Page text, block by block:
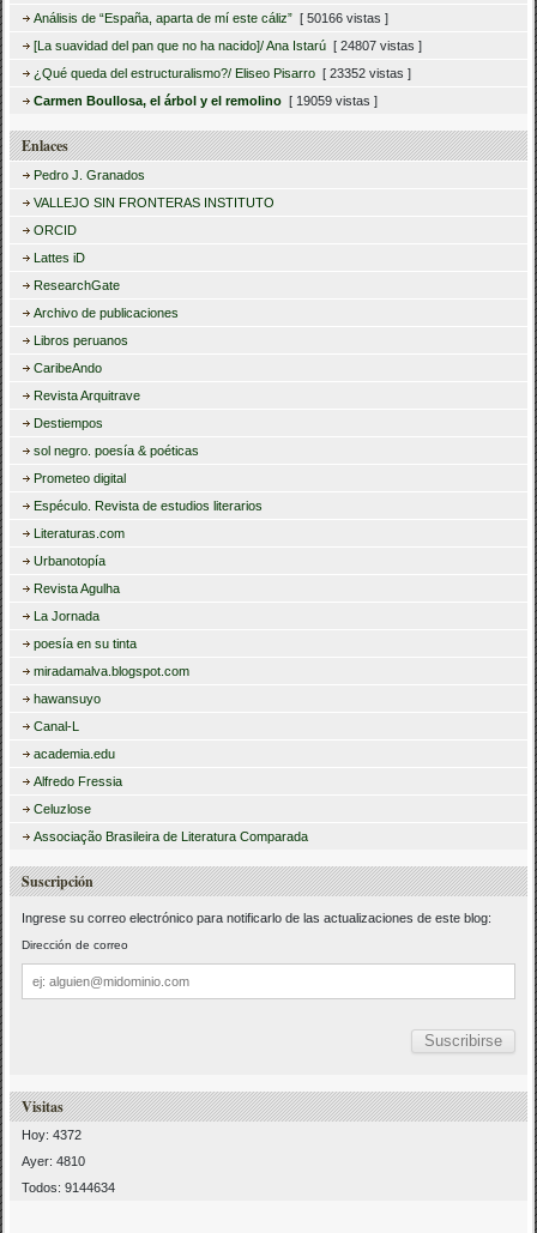
Análisis de “España, aparta de mí este cáliz” [ 50166 vistas ]
[La suavidad del pan que no ha nacido]/ Ana Istarú [ 24807 vistas ]
¿Qué queda del estructuralismo?/ Eliseo Pisarro [ 23352 vistas ]
Carmen Boullosa, el árbol y el remolino [ 19059 vistas ]
Enlaces
Pedro J. Granados
VALLEJO SIN FRONTERAS INSTITUTO
ORCID
Lattes iD
ResearchGate
Archivo de publicaciones
Libros peruanos
CaribeAndo
Revista Arquitrave
Destiempos
sol negro. poesía & poéticas
Prometeo digital
Espéculo. Revista de estudios literarios
Literaturas.com
Urbanotopía
Revista Agulha
La Jornada
poesía en su tinta
miradamalva.blogspot.com
hawansuyo
Canal-L
academia.edu
Alfredo Fressia
Celuzlose
Associação Brasileira de Literatura Comparada
Suscripción
Ingrese su correo electrónico para notificarlo de las actualizaciones de este blog:
Dirección de correo
Dirección
de
correo
Visitas
Hoy: 4372
Ayer: 4810
Todos: 9144634